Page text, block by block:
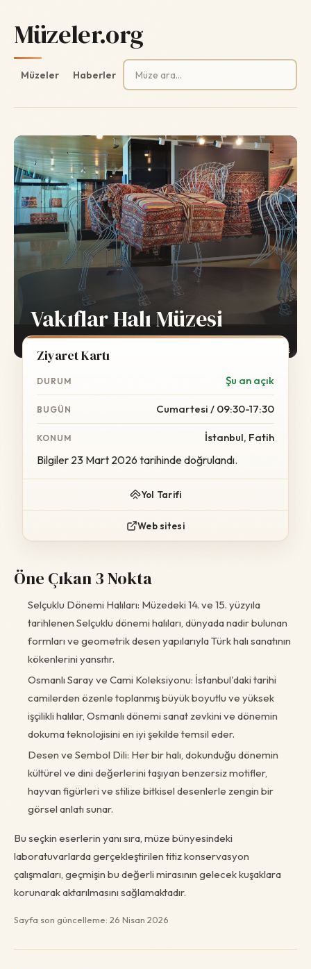
Müzeler.org
Müzeler Haberler
Arama:
Vakıflar Halı Müzesi
Wikimedia Commons
Ziyaret Kartı
DURUM Şu an açık
BUGÜN Cumartesi / 09:30-17:30
KONUM İstanbul, Fatih
Bilgiler 23 Mart 2026 tarihinde doğrulandı.
Yol Tarifi
Web sitesi
Öne Çıkan 3 Nokta
Selçuklu Dönemi Halıları: Müzedeki 14. ve 15. yüzyıla
tarihlenen Selçuklu dönemi halıları, dünyada nadir bulunan
formları ve geometrik desen yapılarıyla Türk halı sanatının
kökenlerini yansıtır.
Osmanlı Saray ve Cami Koleksiyonu: İstanbul'daki tarihi
camilerden özenle toplanmış büyük boyutlu ve yüksek
işçilikli halılar, Osmanlı dönemi sanat zevkini ve dönemin
dokuma teknolojisini en iyi şekilde temsil eder.
Desen ve Sembol Dili: Her bir halı, dokunduğu dönemin
kültürel ve dini değerlerini taşıyan benzersiz motifler,
hayvan figürleri ve stilize bitkisel desenlerle zengin bir
görsel anlatı sunar.
Bu seçkin eserlerin yanı sıra, müze bünyesindeki
laboratuvarlarda gerçekleştirilen titiz konservasyon
çalışmaları, geçmişin bu değerli mirasının gelecek kuşaklara
korunarak aktarılmasını sağlamaktadır.
Sayfa son güncelleme: 26 Nisan 2026